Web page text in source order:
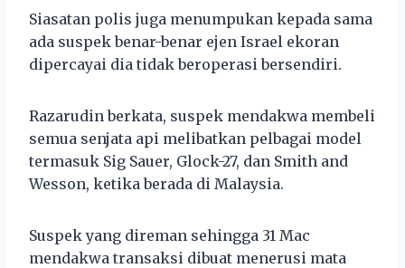
Siasatan polis juga menumpukan kepada sama
ada suspek benar-benar ejen Israel ekoran
dipercayai dia tidak beroperasi bersendiri.
Razarudin berkata, suspek mendakwa membeli
semua senjata api melibatkan pelbagai model
termasuk Sig Sauer, Glock-27, dan Smith and
Wesson, ketika berada di Malaysia.
Suspek yang direman sehingga 31 Mac
mendakwa transaksi dibuat menerusi mata